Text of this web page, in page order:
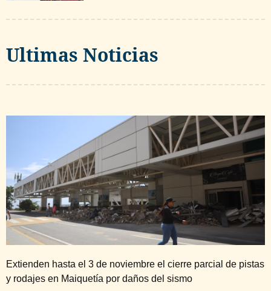
Ultimas Noticias
Extienden hasta el 3 de noviembre el cierre parcial de pistas
y rodajes en Maiquetía por daños del sismo